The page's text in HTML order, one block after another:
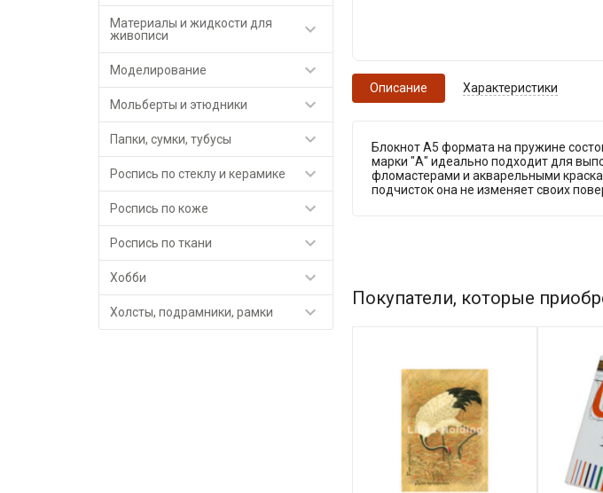
Материалы и жидкости для
живописи

Моделирование 
Мольберты и этюдники 
Папки, сумки, тубусы 
Роспись по стеклу и керамике 
Роспись по коже 
Роспись по ткани 
Хобби 
Холсты, подрамники, рамки 
Описание Характеристики
Блокнот А5 формата на пружине
марки "А" идеально подходит для
фломастерами и акварельными
подчисток она не изменяет своих
Покупатели, которые